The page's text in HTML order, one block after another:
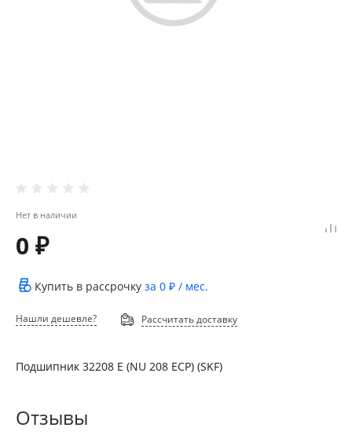
Нет в наличии
0 ₽
Купить в рассрочку за 0 ₽ / мес.
Нашли дешевле? Рассчитать доставку
Подшипник 32208 E (NU 208 ECP) (SKF)
Отзывы